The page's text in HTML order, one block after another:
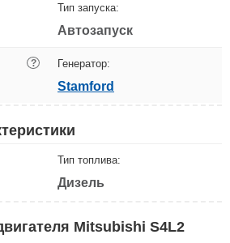
Тип запуска:
Автозапуск
? Генератор:
Stamford
Тип топлива:
Дизель
Mitsubishi S4L2